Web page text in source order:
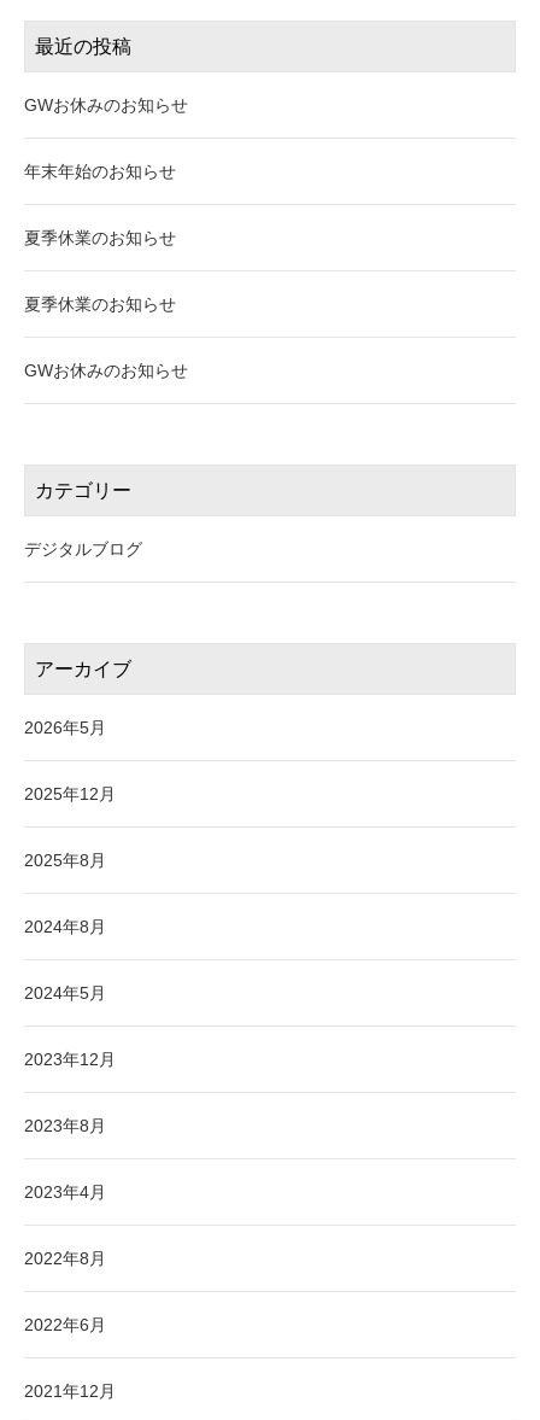
最近の投稿
GWお休みのお知らせ
年末年始のお知らせ
夏季休業のお知らせ
夏季休業のお知らせ
GWお休みのお知らせ
カテゴリー
デジタルブログ
アーカイブ
2026年5月
2025年12月
2025年8月
2024年8月
2024年5月
2023年12月
2023年8月
2023年4月
2022年8月
2022年6月
2021年12月